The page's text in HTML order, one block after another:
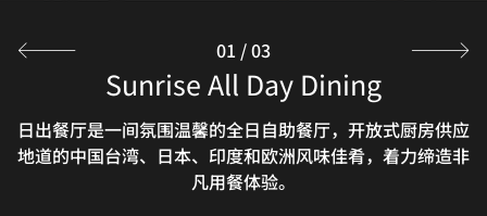
Sunrise All Day Dining
日出餐厅是一间氛围温馨的全日自助餐厅，开放式厨房供应
地道的中国台湾、日本、印度和欧洲风味佳肴，着力缔造非
凡用餐体验。
Moonlight Cantonese Restaurant
月光粤餐厅供应美味粤菜，包括精致点心。除主餐厅外，还
设有 4 间包厢，缔造私人用餐体验。
The Lounge
酒廊供应美味简餐、特色鸡尾酒、备受认可的牛肉面和时令
下午茶，供您轻松畅享美味零食。这里是朋友欢聚或企业会
谈的理想场所。
01 /03